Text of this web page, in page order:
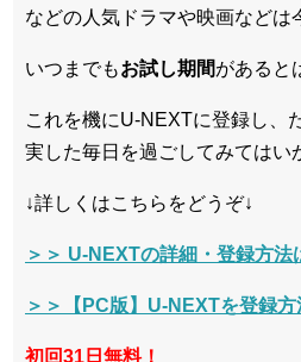
などの人気ドラマや映画などは
いつまでもお試し期間があると
これを機にU-NEXTに登録し、
実した毎日を過ごしてみてはい
↓詳しくはこちらをどうぞ↓
＞＞ U-NEXTの詳細・登録方法
＞＞【PC版】U-NEXTを登録方
初回31日無料！